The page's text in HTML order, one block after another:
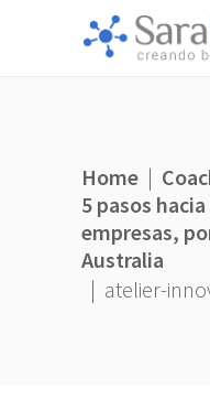
Home |
5 pasos
empresas,
Australia
| atelier-